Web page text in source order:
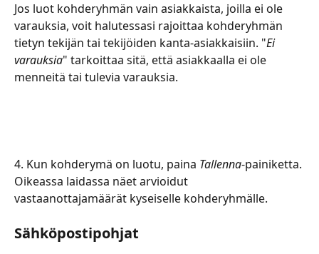
Jos luot kohderyhmän vain asiakkaista, joilla ei ole
varauksia, voit halutessasi rajoittaa kohderyhmän
tietyn tekijän tai tekijöiden kanta-asiakkaisiin. "Ei
varauksia" tarkoittaa sitä, että asiakkaalla ei ole
menneitä tai tulevia varauksia.
4. Kun kohderymä on luotu, paina Tallenna-painiketta.
Oikeassa laidassa näet arvioidut
vastaanottajamäärät kyseiselle kohderyhmälle.
Sähköpostipohjat